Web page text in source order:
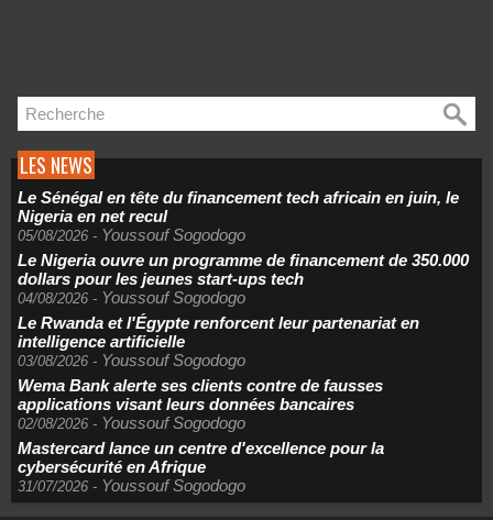
LES NEWS
Le Sénégal en tête du financement tech africain en juin, le
Nigeria en net recul
05/08/2026 - Youssouf Sogodogo
Le Nigeria ouvre un programme de financement de 350.000
dollars pour les jeunes start-ups tech
04/08/2026 - Youssouf Sogodogo
Le Rwanda et l'Égypte renforcent leur partenariat en
intelligence artificielle
03/08/2026 - Youssouf Sogodogo
Wema Bank alerte ses clients contre de fausses
applications visant leurs données bancaires
02/08/2026 - Youssouf Sogodogo
Mastercard lance un centre d'excellence pour la
cybersécurité en Afrique
31/07/2026 - Youssouf Sogodogo